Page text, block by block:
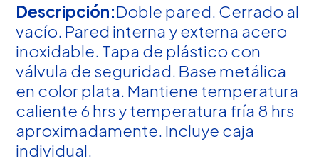
Descripción:Doble pared. Cerrado al
vacío. Pared interna y externa acero
inoxidable. Tapa de plástico con
válvula de seguridad. Base metálica
en color plata. Mantiene temperatura
caliente 6 hrs y temperatura fría 8 hrs
aproximadamente. Incluye caja
individual.